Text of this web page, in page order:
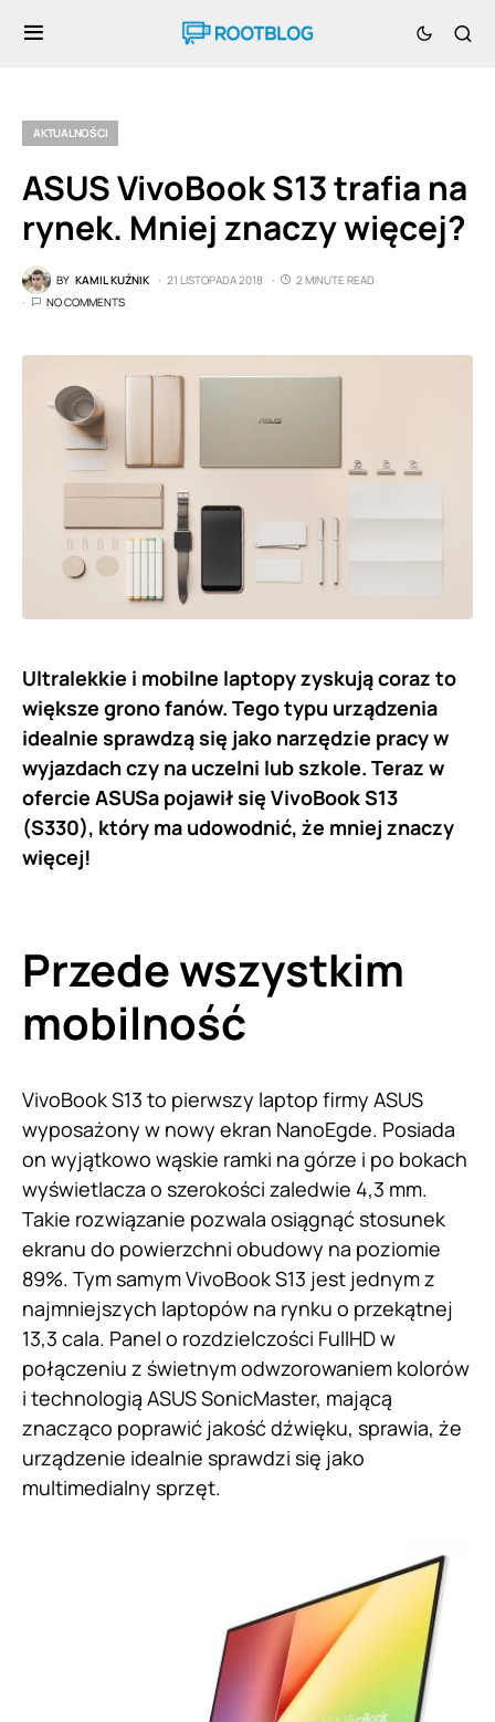
AKTUALNOŚCI
ASUS VivoBook S13 trafia na
rynek. Mniej znaczy więcej?
BY KAMIL KUŹNIK 21 LISTOPADA 2018
2 MINUTE READ
NO COMMENTS
Ultralekkie i mobilne laptopy zyskują coraz to
większe grono fanów. Tego typu urządzenia
idealnie sprawdzą się jako narzędzie pracy w
wyjazdach czy na uczelni lub szkole. Teraz w
ofercie ASUSa pojawił się VivoBook S13
(S330), który ma udowodnić, że mniej znaczy
więcej!
Przede wszystkim
mobilność
VivoBook S13 to pierwszy laptop firmy ASUS
wyposażony w nowy ekran NanoEgde. Posiada
on wyjątkowo wąskie ramki na górze i po bokach
wyświetlacza o szerokości zaledwie 4,3 mm.
Takie rozwiązanie pozwala osiągnąć stosunek
ekranu do powierzchni obudowy na poziomie
89%. Tym samym VivoBook S13 jest jednym z
najmniejszych laptopów na rynku o przekątnej
13,3 cala. Panel o rozdzielczości FullHD w
połączeniu z świetnym odwzorowaniem kolorów
i technologią ASUS SonicMaster, mającą
znacząco poprawić jakość dźwięku, sprawia, że
urządzenie idealnie sprawdzi się jako
multimedialny sprzęt.